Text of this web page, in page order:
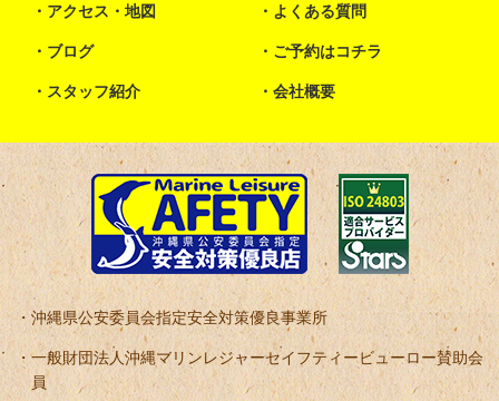
アクセス・地図 よくある質問
ブログ ご予約はコチラ
スタッフ紹介 会社概要
沖縄県公安委員会指定安全対策優良事業所
一般財団法人沖縄マリンレジャーセイフティービューロー賛助会
員